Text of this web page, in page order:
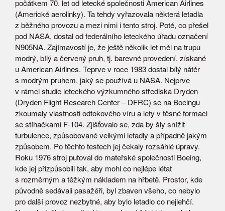
počátkem 70. let od letecké společnosti American Airlines
(Americké aerolinky). Ta tehdy vyřazovala některá letadla
z běžného provozu a mezi nimi i tento stroj. Poté, co přešel
pod NASA, dostal od federálního leteckého úřadu označení
N905NA. Zajímavostí je, že ještě několik let měl na trupu
modrý, bílý a červený pruh, tj. barevné provedení, získané
u American Airlines. Teprve v roce 1983 dostal bílý nátěr
s modrým pruhem, jaký se používá u NASA. Nejprve
v rámci studie leteckého výzkumného střediska Dryden
(Dryden Flight Research Center – DFRC) se na Boeingu
zkoumaly vlastnosti odtokového víru a lety v těsné formaci
se stíhačkami F-104. Zjišťovalo se, zda by šly snížit
turbulence, způsobované velkými letadly a případně jakým
způsobem. Po těchto testech jej čekaly rozsáhlé úpravy.
Roku 1976 stroj putoval do mateřské společnosti Boeing,
kde jej přizpůsobili tak, aby mohl co nejlépe létat
s rozměrným a těžkým nákladem na hřbetě. Prostor, kde
původně sedávali pasažéři, byl zbaven všeho, co nebylo
pro další provoz nezbytné, aby bylo letadlo co nejlehčí.